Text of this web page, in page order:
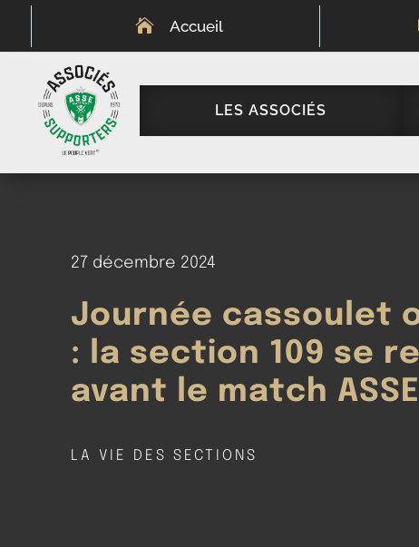
 Accueil
LES ASSOCIÉS
27 décembre 2024
Journée cassoulet
: la section 109 se
avant le match ASSE
LA VIE DES SECTIONS